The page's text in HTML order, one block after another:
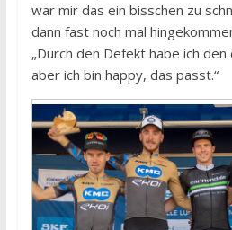
war mir das ein bisschen zu
dann fast noch mal
„Durch den Defekt habe ich
aber ich bin happy, das passt.“